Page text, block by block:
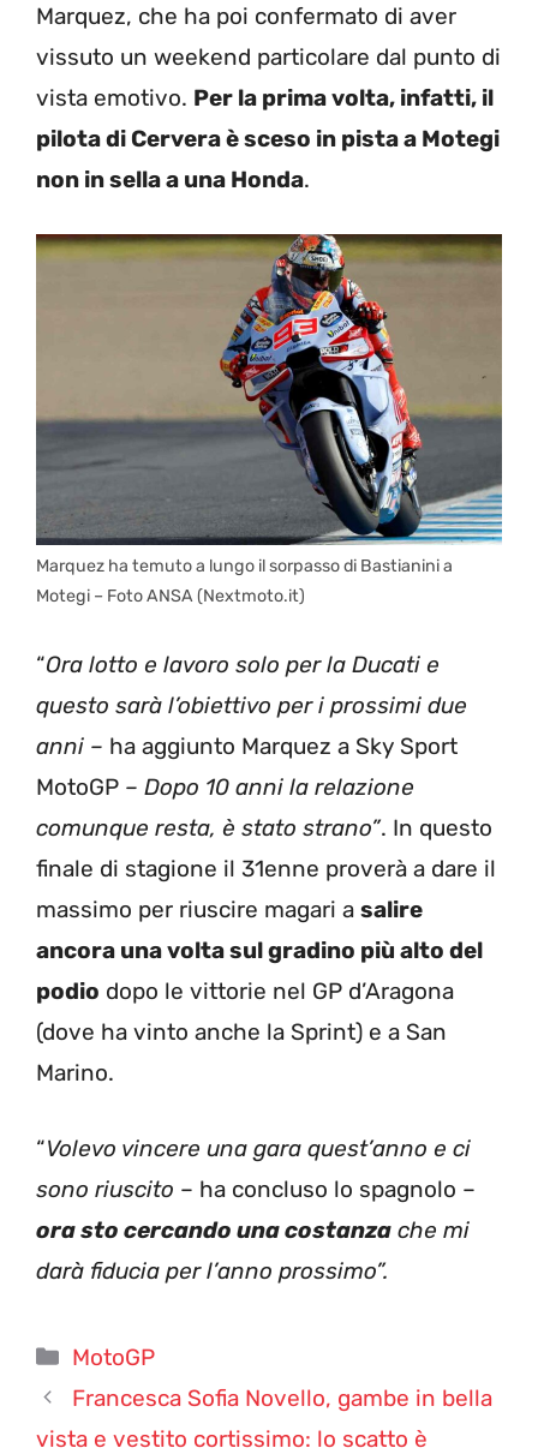
Marquez, che ha poi confermato di aver
vissuto un weekend particolare dal punto di
vista emotivo. Per la prima volta, infatti, il
pilota di Cervera è sceso in pista a Motegi
non in sella a una Honda.
Marquez ha temuto a lungo il sorpasso di Bastianini a
Motegi – Foto ANSA (Nextmoto.it)
“Ora lotto e lavoro solo per la Ducati e
questo sarà l’obiettivo per i prossimi due
anni – ha aggiunto Marquez a Sky Sport
MotoGP – Dopo 10 anni la relazione
comunque resta, è stato strano”. In questo
finale di stagione il 31enne proverà a dare il
massimo per riuscire magari a salire
ancora una volta sul gradino più alto del
podio dopo le vittorie nel GP d’Aragona
(dove ha vinto anche la Sprint) e a San
Marino.
“Volevo vincere una gara quest’anno e ci
sono riuscito – ha concluso lo spagnolo –
ora sto cercando una costanza che mi
darà fiducia per l’anno prossimo”.
Categorie
MotoGP
Francesca Sofia Novello, gambe in bella
vista e vestito cortissimo: lo scatto è